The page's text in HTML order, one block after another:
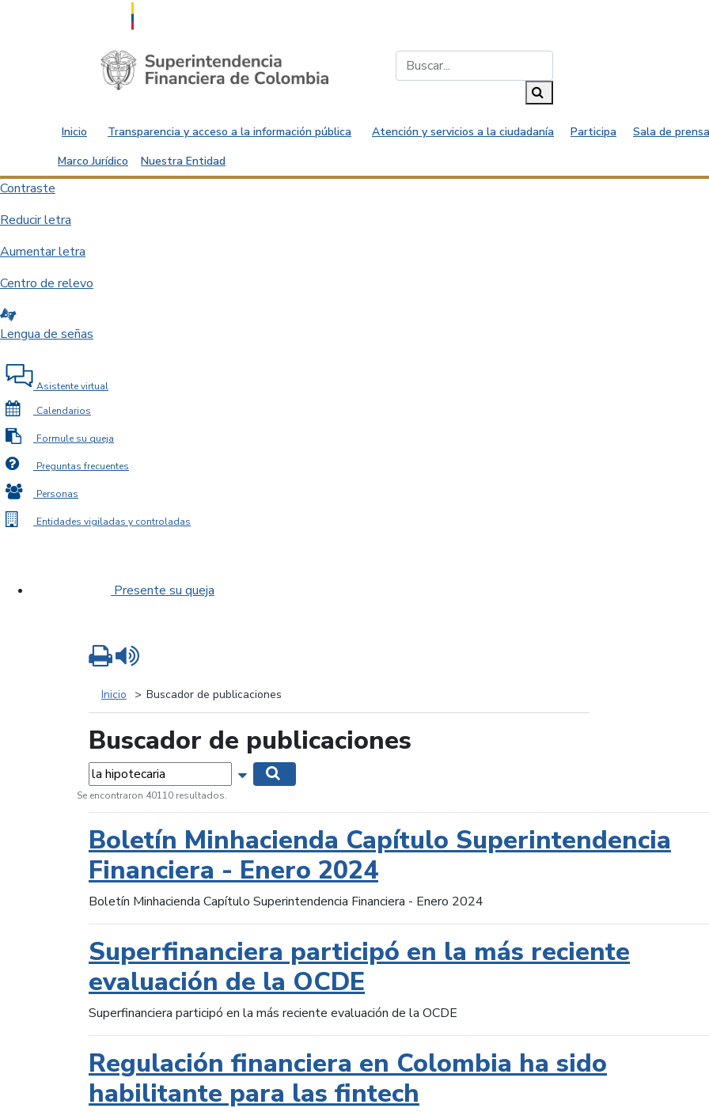
Saltar al contenido principal
Inicio Transparencia y acceso a la información pública Atención y servicios a la ciudadanía Participa
Sala de
Marco Jurídico
Nuestra Entidad
Contraste
Reducir letra
Aumentar letra
Centro de relevo
Lengua de señas
Asistente virtual
Calendarios
Formule su queja
Preguntas frecuentes
Personas
Entidades vigiladas y controladas
Presente su queja
Inicio Buscador de publicaciones
Buscador de publicaciones
Palabras... Mostrar opciones de búsqueda
Se encontraron 40110 resultados.
Boletín Minhacienda Capítulo Superintendencia
Financiera - Enero 2024
Boletín Minhacienda Capítulo Superintendencia Financiera - Enero 2024
Superfinanciera participó en la más reciente
evaluación de la OCDE
Superfinanciera participó en la más reciente evaluación de la OCDE
Regulación financiera en Colombia ha sido
habilitante para las fintech
Imprimir